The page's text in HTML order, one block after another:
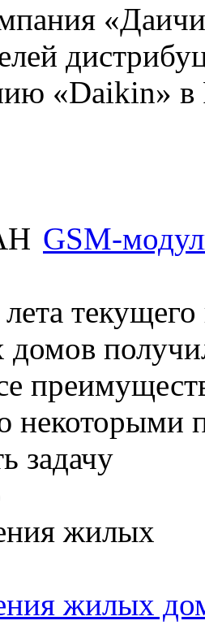
«Daikin» в
GSM-
домов
некоторыми
жилых